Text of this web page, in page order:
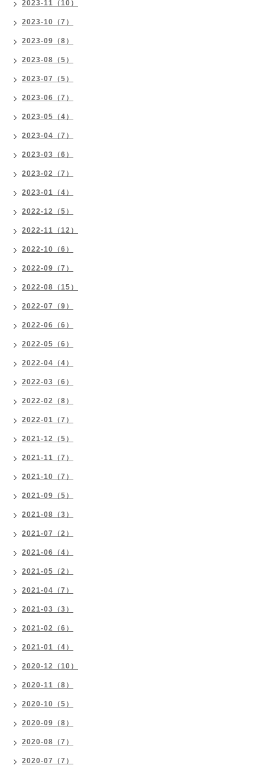
2023-11（10）
2023-10（7）
2023-09（8）
2023-08（5）
2023-07（5）
2023-06（7）
2023-05（4）
2023-04（7）
2023-03（6）
2023-02（7）
2023-01（4）
2022-12（5）
2022-11（12）
2022-10（6）
2022-09（7）
2022-08（15）
2022-07（9）
2022-06（6）
2022-05（6）
2022-04（4）
2022-03（6）
2022-02（8）
2022-01（7）
2021-12（5）
2021-11（7）
2021-10（7）
2021-09（5）
2021-08（3）
2021-07（2）
2021-06（4）
2021-05（2）
2021-04（7）
2021-03（3）
2021-02（6）
2021-01（4）
2020-12（10）
2020-11（8）
2020-10（5）
2020-09（8）
2020-08（7）
2020-07（7）